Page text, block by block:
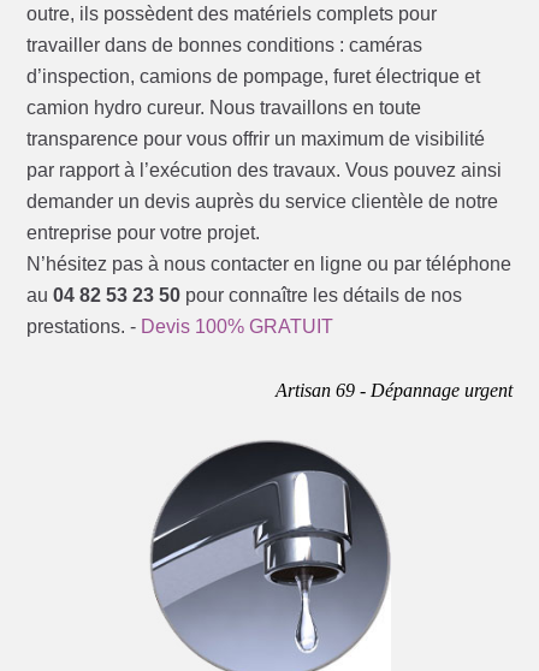
outre, ils possèdent des matériels complets pour
travailler dans de bonnes conditions : caméras
d’inspection, camions de pompage, furet électrique et
camion hydro cureur. Nous travaillons en toute
transparence pour vous offrir un maximum de visibilité
par rapport à l’exécution des travaux. Vous pouvez ainsi
demander un devis auprès du service clientèle de notre
entreprise pour votre projet.
N’hésitez pas à nous contacter en ligne ou par téléphone
au04 82 53 23 50 pour connaître les détails de nos
prestations. - Devis 100% GRATUIT
Artisan 69 - Dépannage urgent